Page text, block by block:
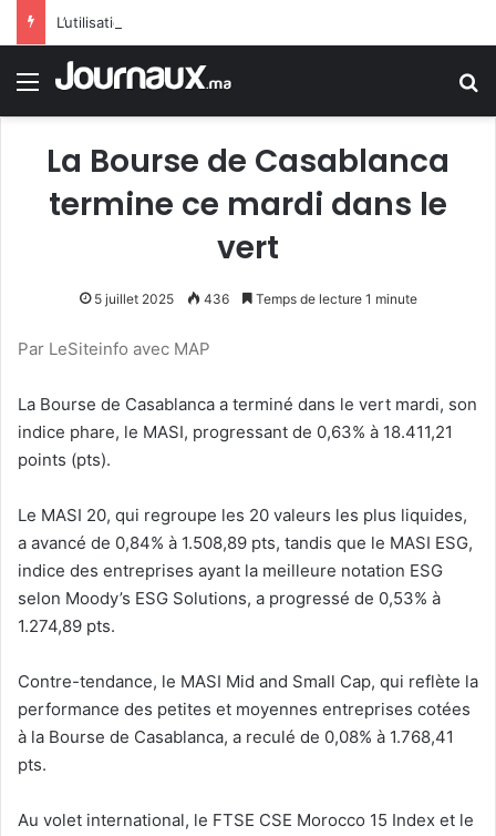
Menu
La Bourse de Casablanca
termine ce mardi dans le
vert
5 juillet 2025 436 Temps de lecture 1 minute
Par LeSiteinfo avec MAP
La Bourse de Casablanca a terminé dans le vert mardi, son
indice phare, le MASI, progressant de 0,63% à 18.411,21
points (pts).
Le MASI 20, qui regroupe les 20 valeurs les plus liquides,
a avancé de 0,84% à 1.508,89 pts, tandis que le MASI ESG,
indice des entreprises ayant la meilleure notation ESG
selon Moody’s ESG Solutions, a progressé de 0,53% à
1.274,89 pts.
Contre-tendance, le MASI Mid and Small Cap, qui reflète la
performance des petites et moyennes entreprises cotées
à la Bourse de Casablanca, a reculé de 0,08% à 1.768,41
pts.
Au volet international, le FTSE CSE Morocco 15 Index et le